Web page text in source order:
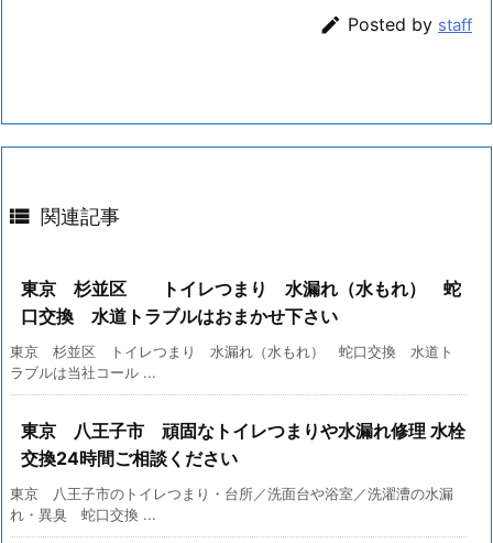
 Posted by staff
 関連記事
東京 杉並区 トイレつまり 水漏れ（水もれ） 蛇
口交換 水道トラブルはおまかせ下さい
東京 杉並区 トイレつまり 水漏れ（水もれ） 蛇口交換 水道ト
ラブルは当社コール ...
東京 八王子市 頑固なトイレつまりや水漏れ修理 水栓
交換24時間ご相談ください
東京 八王子市のトイレつまり・台所／洗面台や浴室／洗濯漕の水漏
れ・異臭 蛇口交換 ...